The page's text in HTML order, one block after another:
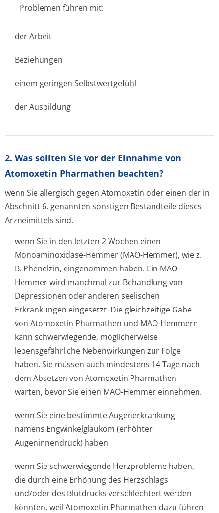
Problemen führen mit:
der Arbeit
Beziehungen
einem geringen Selbstwertgefühl
der Ausbildung
2. Was sollten Sie vor der Einnahme von
Atomoxetin Pharmathen beachten?
wenn Sie allergisch gegen Atomoxetin oder einen der in
Abschnitt 6. genannten sonstigen Bestandteile dieses
Arzneimittels sind.
wenn Sie in den letzten 2 Wochen einen
Monoaminoxidase-Hemmer (MAO-Hemmer), wie z.
B. Phenelzin, eingenommen haben. Ein MAO-
Hemmer wird manchmal zur Behandlung von
Depressionen oder anderen seelischen
Erkrankungen eingesetzt. Die gleichzeitige Gabe
von Atomoxetin Pharmathen und MAO-Hemmern
kann schwerwiegende, möglicherweise
lebensgefährliche Nebenwirkungen zur Folge
haben. Sie müssen auch mindestens 14 Tage nach
dem Absetzen von Atomoxetin Pharmathen
warten, bevor Sie einen MAO-Hemmer einnehmen.
wenn Sie eine bestimmte Augenerkrankung
namens Engwinkelglaukom (erhöhter
Augeninnendruc­k) haben.
wenn Sie schwerwiegende Herzprobleme haben,
die durch eine Erhöhung des Herzschlags
und/oder des Blutdrucks verschlechtert werden
könnten, weil Atomoxetin Pharmathen dazu führen